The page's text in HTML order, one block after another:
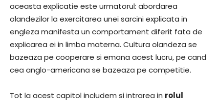
aceasta explicatie este urmatorul: abordarea
olandezilor la exercitarea unei sarcini explicata in
engleza manifesta un comportament diferit fata de
explicarea ei in limba materna. Cultura olandeza se
bazeaza pe cooperare si emana acest lucru, pe cand
cea anglo-americana se bazeaza pe competitie.
Tot la acest capitol includem si intrarea in rolul